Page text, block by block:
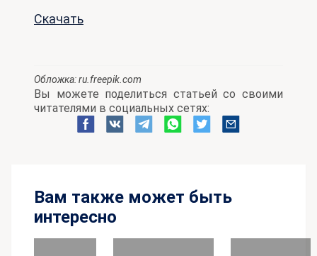
Скачать
Обложка:ru.freepik.com
Вы можете поделиться статьей со своими
читателями в социальных сетях:
Вам также может быть
интересно